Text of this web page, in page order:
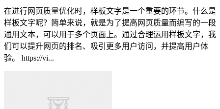
在进行网页质量优化时，样板文字是一个重要的环节。什么是
样板文字呢？简单来说，就是为了提高网页质量而编写的一段
通用文本，可以用于多个页面上。通过合理运用样板文字，我
们可以提升网页的排名、吸引更多用户访问，并提高用户体
验。 https://vi...